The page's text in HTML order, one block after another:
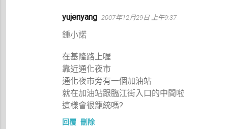
yujenyang 2007年12月29日 上午9:37
鍾小諾
在基隆路上喔
靠近通化夜市
通化夜市旁有一個加油站
就在加油站跟臨江街入口的中間啦
這樣會很籠統嗎?
回覆 刪除